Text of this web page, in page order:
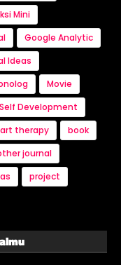
Mini
Google Analytic
Ideas
Movie
Self Development
art therapy
book
journal
project